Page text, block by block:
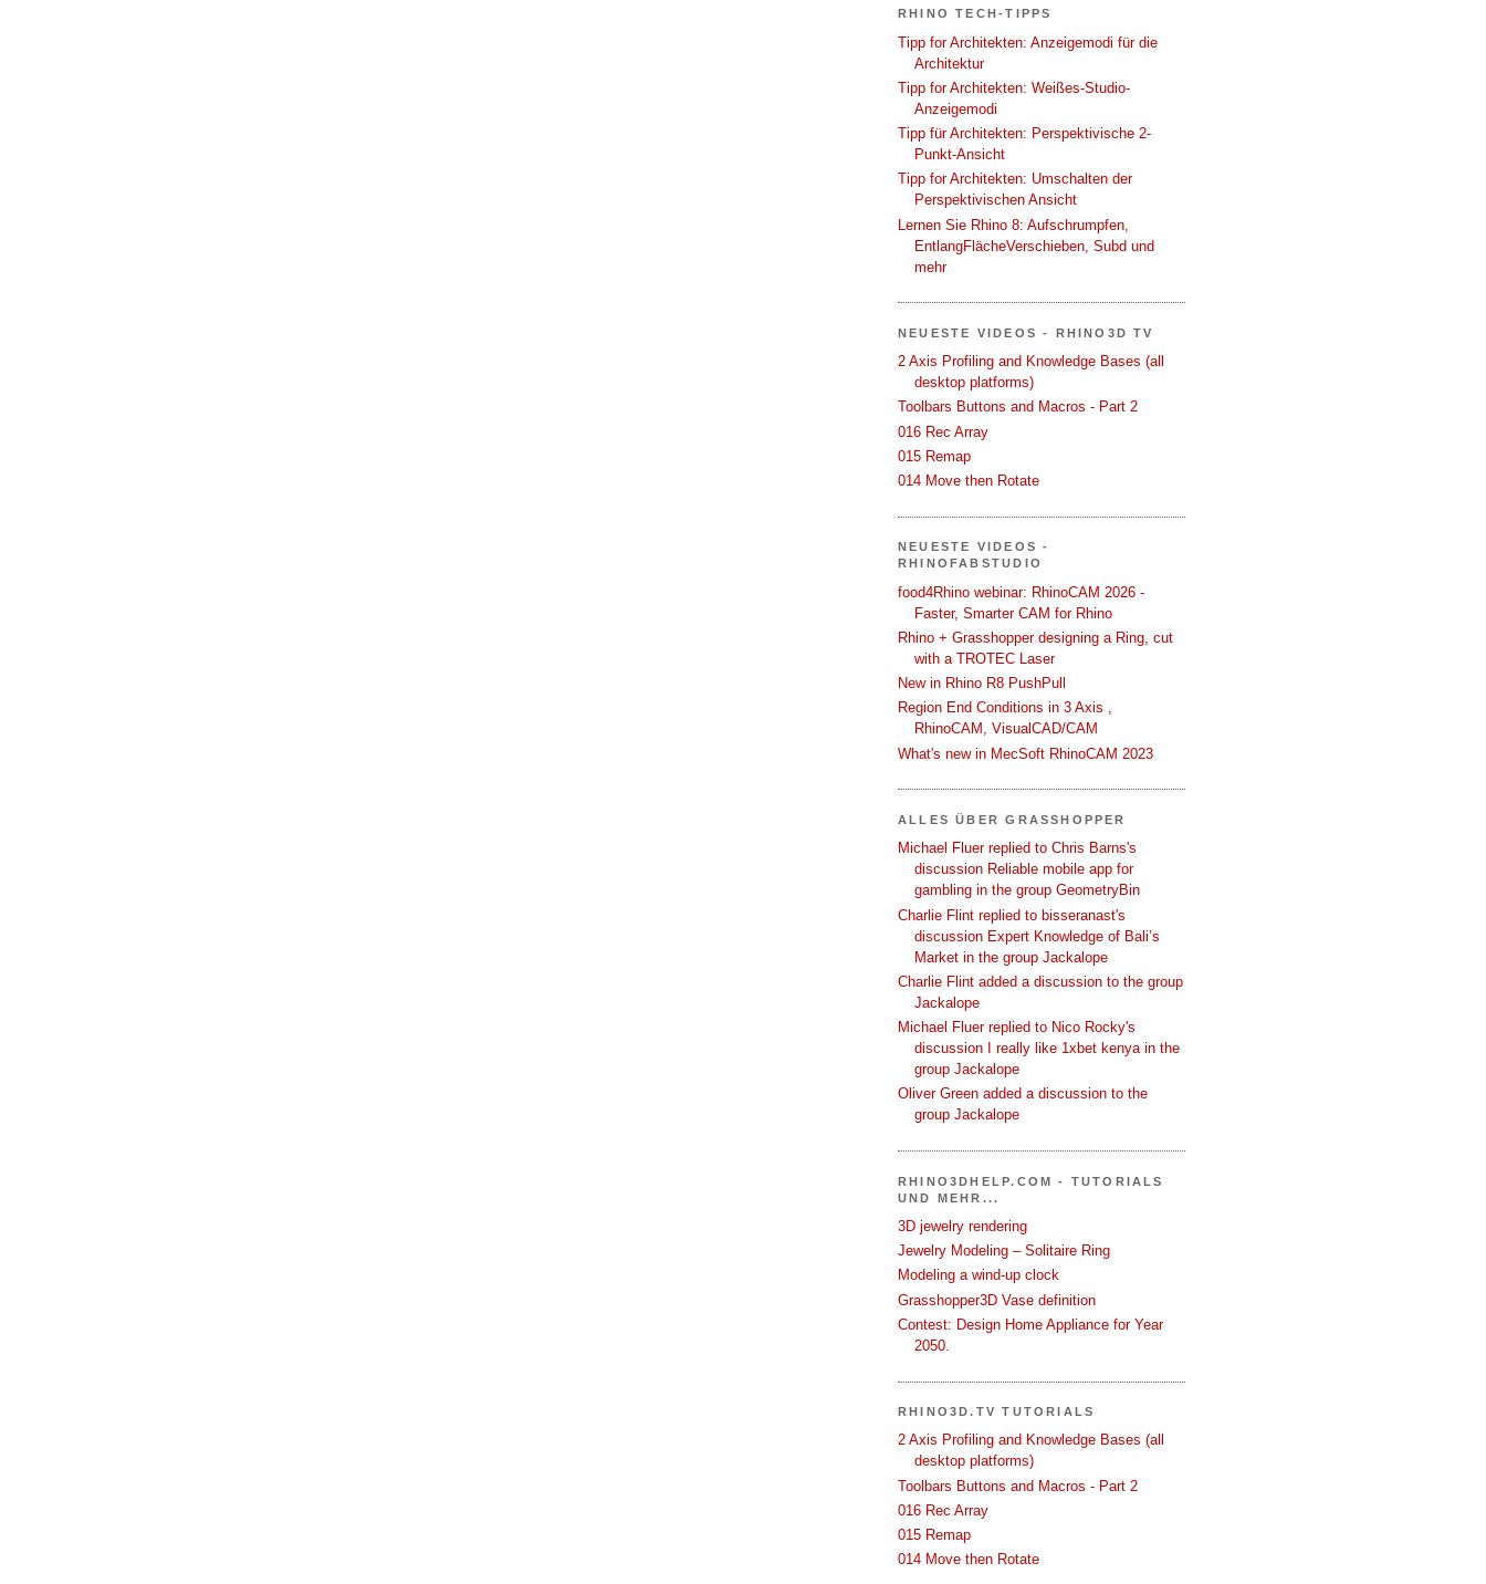
RHINO TECH-TIPPS
Tipp for Architekten: Anzeigemodi für die
Architektur
Tipp for Architekten: Weißes-Studio-
Anzeigemodi
Tipp für Architekten: Perspektivische 2-
Punkt-Ansicht
Tipp for Architekten: Umschalten der
Perspektivischen Ansicht
Lernen Sie Rhino 8: Aufschrumpfen,
EntlangFlächeVerschieben, Subd und
mehr
NEUESTE VIDEOS - RHINO3D TV
2 Axis Profiling and Knowledge Bases (all
desktop platforms)
Toolbars Buttons and Macros - Part 2
016 Rec Array
015 Remap
014 Move then Rotate
NEUESTE VIDEOS -
RHINOFABSTUDIO
food4Rhino webinar: RhinoCAM 2026 -
Faster, Smarter CAM for Rhino
Rhino + Grasshopper designing a Ring, cut
with a TROTEC Laser
New in Rhino R8 PushPull
Region End Conditions in 3 Axis ,
RhinoCAM, VisualCAD/CAM
What's new in MecSoft RhinoCAM 2023
ALLES ÜBER GRASSHOPPER
Michael Fluer replied to Chris Barns's
discussion Reliable mobile app for
gambling in the group GeometryBin
Charlie Flint replied to bisseranast's
discussion Expert Knowledge of Bali’s
Market in the group Jackalope
Charlie Flint added a discussion to the group
Jackalope
Michael Fluer replied to Nico Rocky's
discussion I really like 1xbet kenya in the
group Jackalope
Oliver Green added a discussion to the
group Jackalope
RHINO3DHELP.COM - TUTORIALS
UND MEHR...
3D jewelry rendering
Jewelry Modeling – Solitaire Ring
Modeling a wind-up clock
Grasshopper3D Vase definition
Contest: Design Home Appliance for Year
2050.
RHINO3D.TV TUTORIALS
2 Axis Profiling and Knowledge Bases (all
desktop platforms)
Toolbars Buttons and Macros - Part 2
016 Rec Array
015 Remap
014 Move then Rotate